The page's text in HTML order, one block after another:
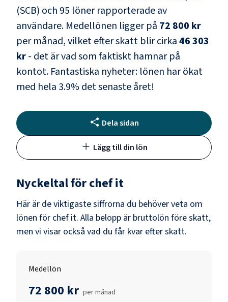
(SCB) och 95 löner rapporterade av
användare. Medellönen ligger på 72 800 kr
per månad, vilket efter skatt blir cirka46 303
kr- det är vad som faktiskt hamnar på
kontot. Fantastiska nyheter: lönen har ökat
med hela 3.9% det senaste året!
Dela sidan
Lägg till din lön
Nyckeltal förchef it
Här är de viktigaste siffrorna du behöver veta om
lönen för chef it. Alla belopp är bruttolön före skatt,
men vi visar också vad du får kvar efter skatt.
Medellön
72 800 kr per månad